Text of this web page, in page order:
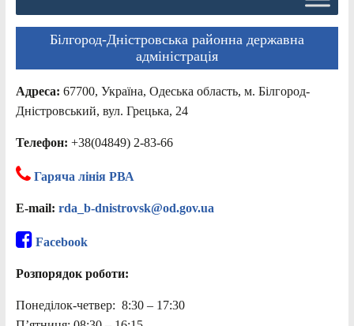
Білгород-Дністровська районна державна
адміністрація
Адреса: 67700, Україна, Одеська область, м. Білгород-
Дністровський, вул. Грецька, 24
Телефон: +38(04849) 2-83-66
Гаряча лінія РВА
E-mail: rda_b-dnistrovsk@od.gov.ua
Facebook
Розпорядок роботи:
Понеділок-четвер: 8:30 – 17:30